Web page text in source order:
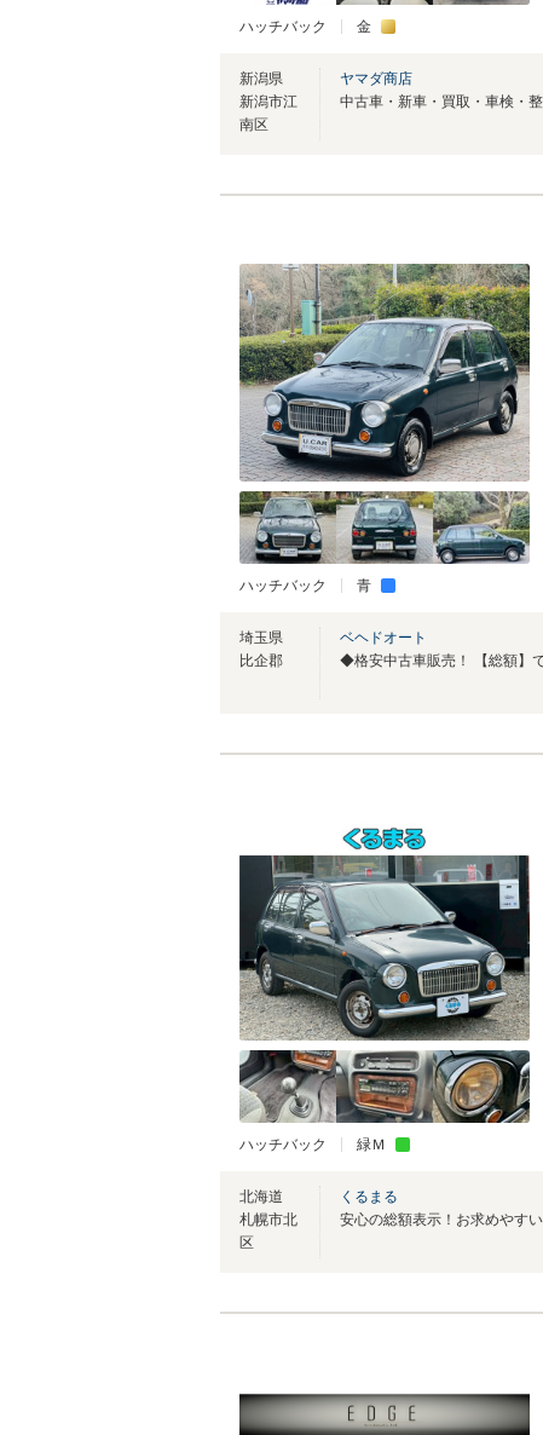
ハッチバック 金
新潟県
新潟市江
南区
ヤマダ商店
ハッチバック 青
埼玉県
比企郡
ベヘドオート
ハッチバック 緑Ｍ
北海道
札幌市北
区
くるまる